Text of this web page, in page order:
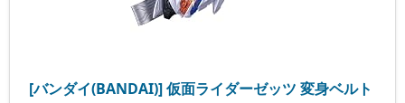
[バンダイ(BANDAI)] 仮面ライダーゼッツ 変身ベルト